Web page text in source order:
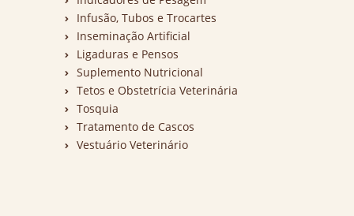
Infusão, Tubos e Trocartes
Inseminação Artificial
Ligaduras e Pensos
Suplemento Nutricional
Tetos e Obstetrícia Veterinária
Tosquia
Tratamento de Cascos
Vestuário Veterinário